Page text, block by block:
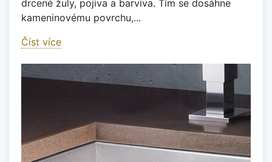
drcené žuly, pojiva a barviva. Tím se dosáhne
kameninovému povrchu,...
Číst více